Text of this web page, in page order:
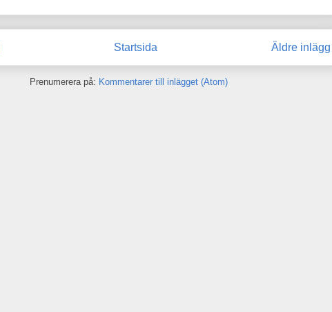
Äldre inlägg
Startsida
Prenumerera på: Kommentarer till inlägget (Atom)